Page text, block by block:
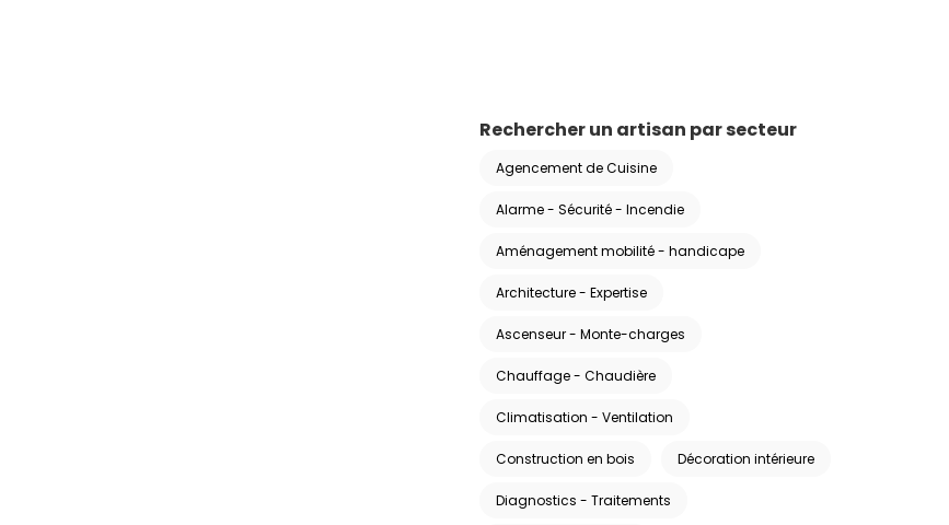
Rechercher un artisan par secteur
Agencement de Cuisine
Alarme - Sécurité - Incendie
Aménagement mobilité - handicape
Architecture - Expertise
Ascenseur - Monte-charges
Chauffage - Chaudière
Climatisation - Ventilation
Construction en bois Décoration intérieure
Diagnostics - Traitements